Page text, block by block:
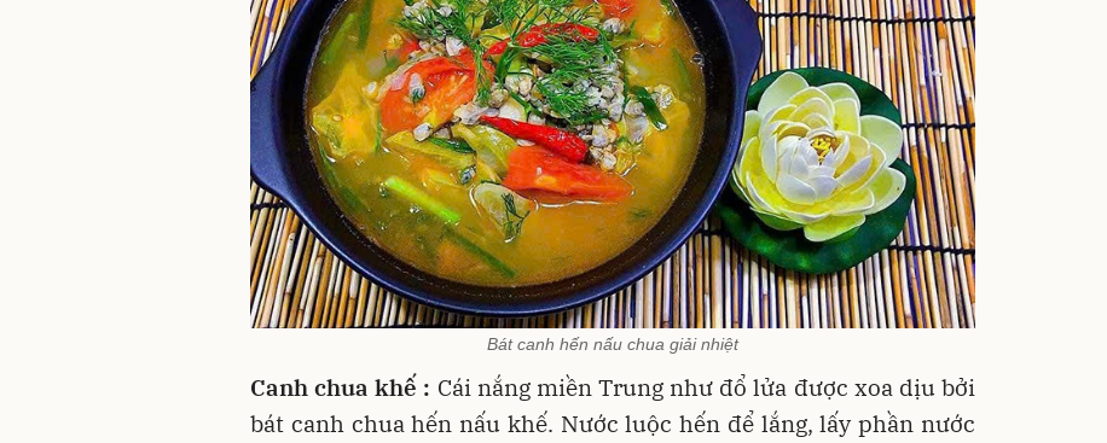
Bát canh hến nấu chua giải nhiệt
Canh chua khế : Cái nắng miền Trung như đổ lửa được xoa dịu bởi
bát canh chua hến nấu khế. Nước luộc hến để lắng, lấy phần nước